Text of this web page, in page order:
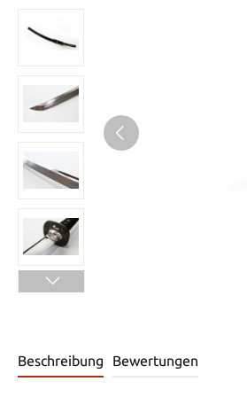
Beschreibung Bewertungen